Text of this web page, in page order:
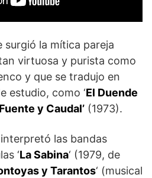
surgió la mítica pareja
virtuosa y purista como
y que se tradujo en
estudio, como ‘El Duende
Fuente y Caudal’ (1973).
las bandas
‘La Sabina‘ (1979, de
y Tarantos‘ (musical